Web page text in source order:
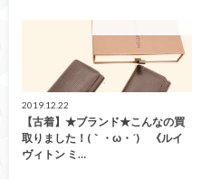
2019.12.22
【古着】★ブランド★こんなの買
取りました！(｀・ω・´)ゞ《ルイ
ヴィトン ミ…